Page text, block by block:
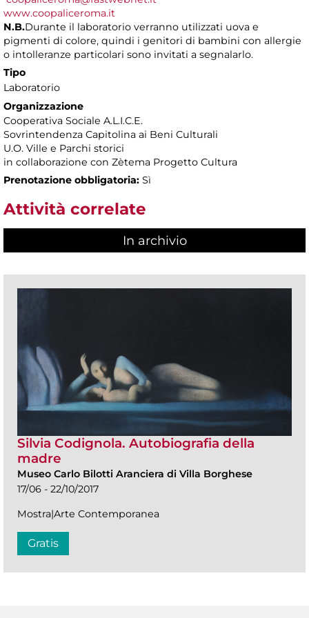
www.coopaliceroma.it
N.B.Durante il laboratorio verranno utilizzati uova e
pigmenti di colore, quindi i genitori di bambini con allergie
o intolleranze particolari sono invitati a segnalarlo.
Tipo
Laboratorio
Organizzazione
Cooperativa Sociale A.L.I.C.E.
Sovrintendenza Capitolina ai Beni Culturali
U.O. Ville e Parchi storici
in collaborazione con Zètema Progetto Cultura
Prenotazione obbligatoria: Sì
Attività correlate
In archivio
Silvia Codignola. Autobiografia della
madre
Museo Carlo Bilotti Aranciera di Villa Borghese
17/06 - 22/10/2017
Mostra|Arte Contemporanea
Gratis